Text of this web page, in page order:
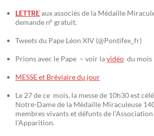
LETTREaux associés de la Médaille
demande n° gratuit.
Tweets du Pape Léon XIV (@Pontifex_fr)
Prions avec le Pape – voir lavidéo du mois
MESSE et Bréviaire du jour
Le 27 de ce mois, la messe de 10h30 est
Notre-Dame de la Médaille Miraculeuse
membres vivants et défunts de
l’Apparition.